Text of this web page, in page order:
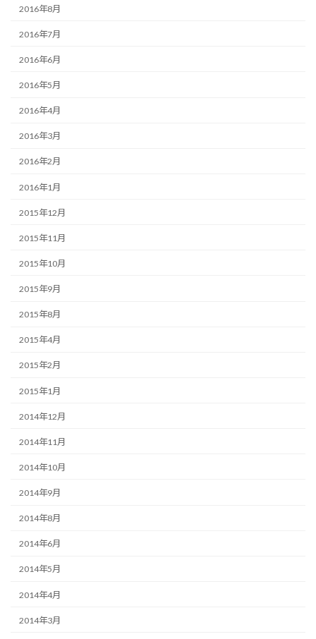
2016年8月
2016年7月
2016年6月
2016年5月
2016年4月
2016年3月
2016年2月
2016年1月
2015年12月
2015年11月
2015年10月
2015年9月
2015年8月
2015年4月
2015年2月
2015年1月
2014年12月
2014年11月
2014年10月
2014年9月
2014年8月
2014年6月
2014年5月
2014年4月
2014年3月